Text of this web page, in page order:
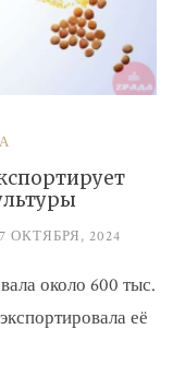
7 ОКТЯБРЯ, 2024
около 600 тыс.
её